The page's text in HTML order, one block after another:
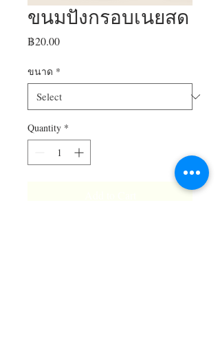
ขนมปังกรอบเนยสด
฿20.00Price
ขนาด *
Quantity *